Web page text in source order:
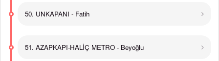
50. UNKAPANI - Fatih
51. AZAPKAPI-HALİÇ METRO - Beyoğlu